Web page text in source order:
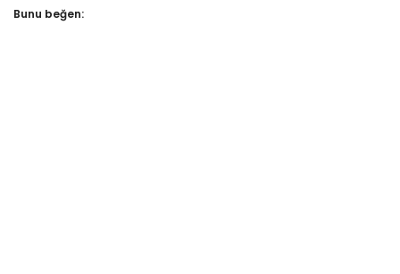
Bunu beğen: